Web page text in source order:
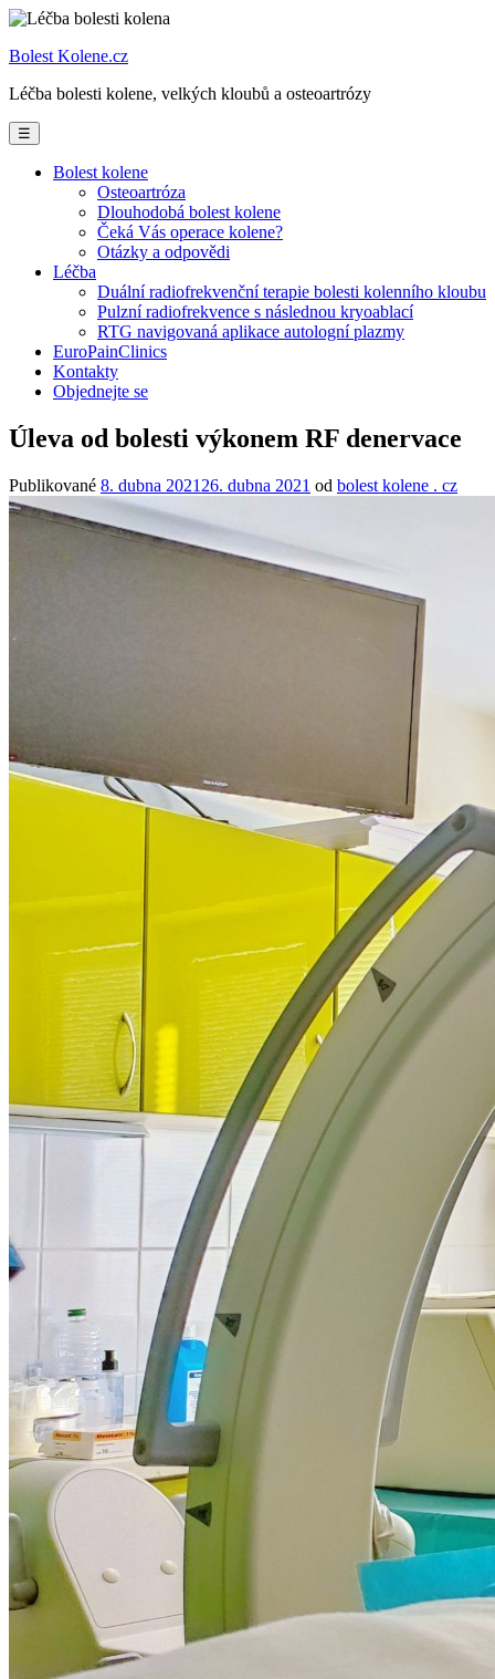
Prejsť
obsah
Bolest Kolene.cz
Léčba bolesti kolene, velkých kloubů a osteoartrózy
☰
Bolest kolene
Osteoartróza
Dlouhodobá bolest kolene
Čeká Vás operace kolene?
Otázky a odpovědi
Léčba
Duální radiofrekvenční terapie bolesti kolenního kloubu
Pulzní radiofrekvence s následnou kryoablací
RTG navigovaná aplikace autologní plazmy
EuroPainClinics
Kontakty
Objednejte se
Úleva od bolesti výkonem RF denervace
Publikované 8. dubna 2021 26. dubna 2021 od bolest kolene . cz